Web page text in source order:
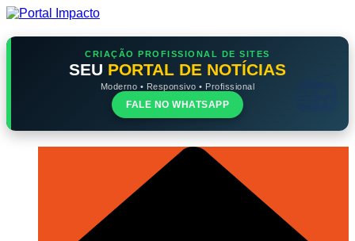
Ir
o
CRIAÇÃO PROFISSIONAL DE SITES
SEU PORTAL DE NOTÍCIAS
Moderno • Responsivo • Profissional
FALE NO WHATSAPP